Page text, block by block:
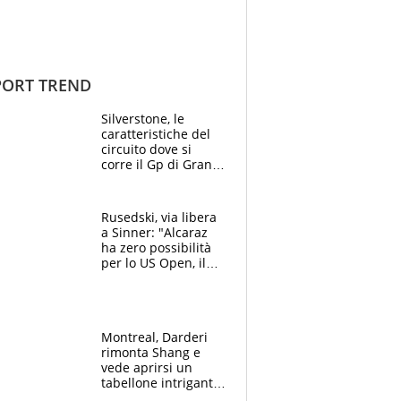
TREND
Silverstone, le
caratteristiche del
circuito dove si
corre il Gp di Gran
Rusedski, via libera
a Sinner: "Alcaraz
ha zero possibilità
per lo US Open, il
Montreal, Darderi
rimonta Shang e
vede aprirsi un
tabellone intrigante: